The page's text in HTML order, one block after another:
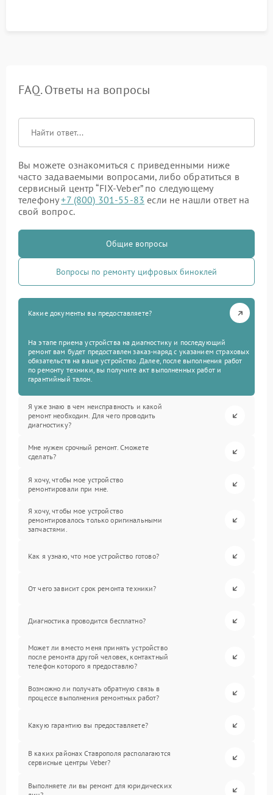
FAQ. Ответы на вопросы
Вы можете ознакомиться с приведенными ниже
часто задаваемыми вопросами, либо обратиться в
сервисный центр “FIX-Veber” по следующему
телефону+7 (800) 301-55-83 если не нашли ответ на
свой вопрос.
Общие вопросы
Вопросы по ремонту цифровых биноклей
Какие документы вы предоставляете?
На этапе приема устройства на диагностику и последующий
ремонт вам будет предоставлен заказ-наряд с указанием страховых
обязательств на ваше устройство. Далее, после выполнения работ
по ремонту техники, вы получите акт выполненных работ и
гарантийный талон.
Я уже знаю в чем неисправность и какой
ремонт необходим. Для чего проводить
диагностику?
Мне нужен срочный ремонт. Сможете
сделать?
Я хочу, чтобы мое устройство
ремонтировали при мне.
Я хочу, чтобы мое устройство
ремонтировалось только оригинальными
запчастями.
Как я узнаю, что мое устройство готово?
От чего зависит срок ремонта техники?
Диагностика проводится бесплатно?
Может ли вместо меня принять устройство
после ремонта другой человек, контактный
телефон которого я предоставлю?
Возможно ли получать обратную связь в
процессе выполнения ремонтных работ?
Какую гарантию вы предоставляете?
В каких районах Ставрополя располагаются
сервисные центры Veber?
Выполняете ли вы ремонт для юридических